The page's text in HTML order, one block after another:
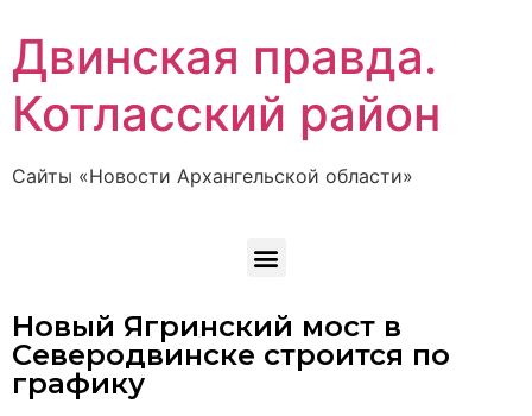
Двинская правда.
Котласский район
Сайты «Новости Архангельской области»
Новый Ягринский мост в
Северодвинске строится по
графику